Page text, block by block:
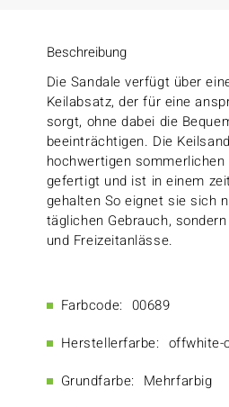
Beschreibung
Die Sandale verfügt über
Keilabsatz, der für eine
sorgt, ohne dabei die
beeinträchtigen. Die
hochwertigen
gefertigt und ist in einem
gehalten So eignet sie sich
täglichen Gebrauch,
und Freizeitanlässe.
Farbcode: 00689
Herstellerfarbe: offwhite-
Grundfarbe: Mehrfarbig